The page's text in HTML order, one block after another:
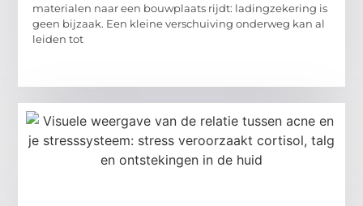
materialen naar een bouwplaats rijdt: ladingzekering is
geen bijzaak. Een kleine verschuiving onderweg kan al
leiden tot